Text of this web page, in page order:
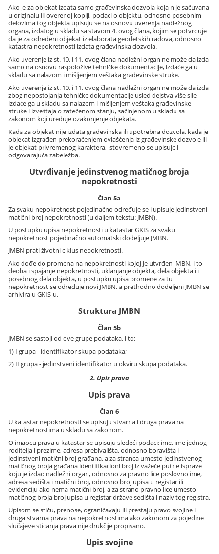
Ako je za objekat izdata samo građevinska dozvola koja nije sačuvana
u originalu ili overenoj kopiji, podaci o objektu, odnosno posebnim
delovima tog objekta upisuju se na osnovu uverenja nadležnog
organa, izdatog u skladu sa stavom 4. ovog člana, kojim se potvrđuje
da je za određeni objekat iz elaborata geodetskih radova, odnosno
katastra nepokretnosti izdata građevinska dozvola.
Ako uverenje iz st. 10. i 11. ovog člana nadležni organ ne može da izda
samo na osnovu raspoložive tehničke dokumentacije, izdaće ga u
skladu sa nalazom i mišljenjem veštaka građevinske struke.
Ako uverenje iz st. 10. i 11. ovog člana nadležni organ ne može da izda
zbog nepostojanja tehničke dokumentacije usled dejstva više sile,
izdaće ga u skladu sa nalazom i mišljenjem veštaka građevinske
struke i izveštaja o zatečenom stanju, sačinjenom u skladu sa
zakonom koji uređuje ozakonjenje objekata.
Kada za objekat nije izdata građevinska ili upotrebna dozvola, kada je
objekat izgrađen prekoračenjem ovlašćenja iz građevinske dozvole ili
je objekat privremenog karaktera, istovremeno se upisuje i
odgovarajuća zabeležba.
Utvrđivanje jedinstvenog matičnog broja
nepokretnosti
Član 5a
Za svaku nepokretnost pojedinačno određuje se i upisuje jedinstveni
matični broj nepokretnosti (u daljem tekstu: JMBN).
U postupku upisa nepokretnosti u katastar GKIS za svaku
nepokretnost pojedinačno automatski dodeljuje JMBN.
JMBN prati životni ciklus nepokretnosti.
Ako dođe do promena na nepokretnosti kojoj je utvrđen JMBN, i to
deoba i spajanje nepokretnosti, uklanjanje objekta, dela objekta ili
posebnog dela objekta, u postupku upisa promene za tu
nepokretnost se određuje novi JMBN, a prethodno dodeljeni JMBN se
arhivira u GKIS-u.
Struktura JMBN
Član 5b
JMBN se sastoji od dve grupe podataka, i to:
1) I grupa - identifikator skupa podataka;
2) II grupa - jedinstveni identifikator u okviru skupa podataka.
2. Upis prava
Upis prava
Član 6
U katastar nepokretnosti se upisuju stvarna i druga prava na
nepokretnostima u skladu sa zakonom.
O imaocu prava u katastar se upisuju sledeći podaci: ime, ime jednog
roditelja i prezime, adresa prebivališta, odnosno boravišta i
jedinstveni matični broj građana, a za stranca umesto jedinstvenog
matičnog broja građana identifikacioni broj iz važeće putne isprave
koju je izdao nadležni organ, odnosno za pravno lice poslovno ime,
adresa sedišta i matični broj, odnosno broj upisa u registar ili
evidenciju ako nema matični broj, a za strano pravno lice umesto
matičnog broja broj upisa u registar države sedišta i naziv tog registra.
Upisom se stiču, prenose, ograničavaju ili prestaju pravo svojine i
druga stvarna prava na nepokretnostima ako zakonom za pojedine
slučajeve sticanja prava nije drukčije propisano.
Upis svojine